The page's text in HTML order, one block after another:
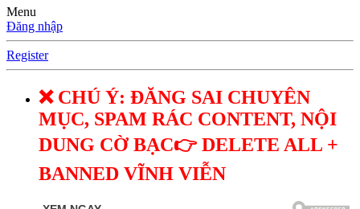
Menu
Đăng nhập
Register
❌ CHÚ Ý: ĐĂNG SAI CHUYÊN
MỤC, SPAM RÁC CONTENT, NỘI
DUNG CỜ BẠC👉 DELETE ALL +
BANNED VĨNH VIỄN